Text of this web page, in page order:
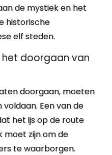
de mystiek en het
historische
elf steden.
het doorgaan van
doorgaan, moeten
Een van de
het ijs op de route
moet zijn om de
te waarborgen.